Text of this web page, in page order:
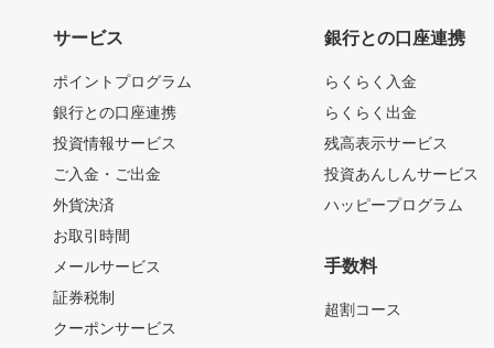
サービス
ポイントプログラム
銀行との口座連携
投資情報サービス
ご入金・ご出金
外貨決済
お取引時間
メールサービス
証券税制
クーポンサービス
銀行との口座連携
らくらく入金
らくらく出金
残高表示サービス
投資あんしんサービス
ハッピープログラム
手数料
超割コース